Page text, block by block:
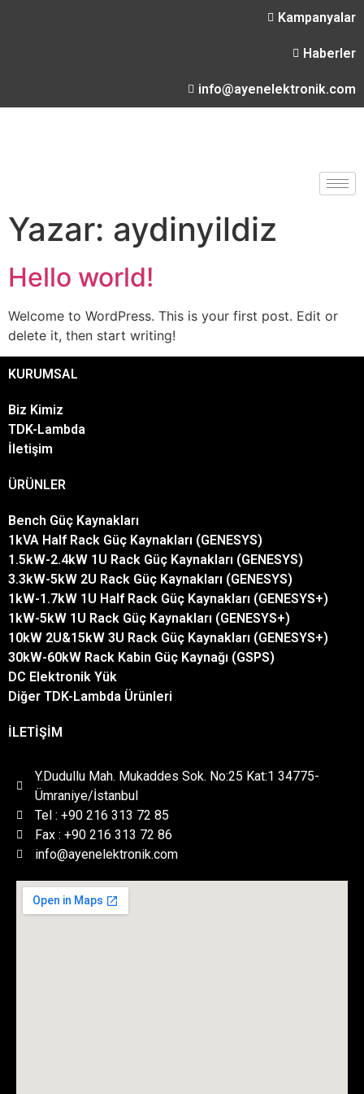
Kampanyalar
Haberler
info@ayenelektronik.com
Yazar: aydinyildiz
Hello world!
Welcome to WordPress. This is your first post. Edit or
delete it, then start writing!
KURUMSAL
Biz Kimiz
TDK-Lambda
İletişim
ÜRÜNLER
Bench Güç Kaynakları
1kVA Half Rack Güç Kaynakları (GENESYS)
1.5kW-2.4kW 1U Rack Güç Kaynakları (GENESYS)
3.3kW-5kW 2U Rack Güç Kaynakları (GENESYS)
1kW-1.7kW 1U Half Rack Güç Kaynakları (GENESYS+)
1kW-5kW 1U Rack Güç Kaynakları (GENESYS+)
10kW 2U&15kW 3U Rack Güç Kaynakları (GENESYS+)
30kW-60kW Rack Kabin Güç Kaynağı (GSPS)
DC Elektronik Yük
Diğer TDK-Lambda Ürünleri
İLETİŞİM
Y.Dudullu Mah. Mukaddes Sok. No:25 Kat:1 34775-
Ümraniye/İstanbul
Tel : +90 216 313 72 85
Fax : +90 216 313 72 86
info@ayenelektronik.com